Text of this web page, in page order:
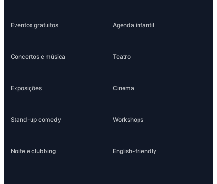
Eventos gratuitos Agenda infantil
Concertos e música Teatro
Exposições Cinema
Stand-up comedy Workshops
Noite e clubbing English-friendly